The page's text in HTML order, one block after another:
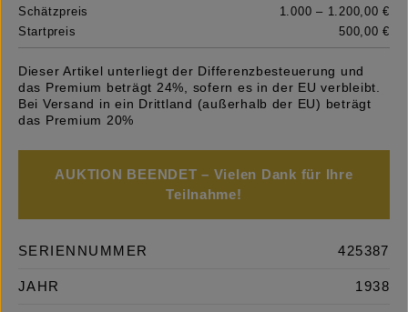
Schätzpreis
1.000 – 1.200,00 €
Startpreis
500,00 €
Dieser Artikel unterliegt der Differenzbesteuerung und
das Premium beträgt 24%, sofern es in der EU verbleibt.
Bei Versand in ein Drittland (außerhalb der EU) beträgt
das Premium 20%
AUKTION BEENDET – Vielen Dank für Ihre
Teilnahme!
SERIENNUMMER 425387
JAHR 1938